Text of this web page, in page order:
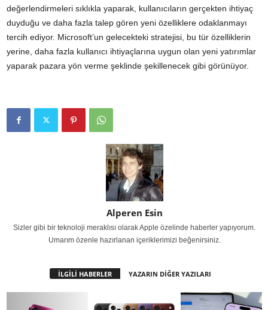
değerlendirmeleri sıklıkla yaparak, kullanıcıların gerçekten ihtiyaç
duyduğu ve daha fazla talep gören yeni özelliklere odaklanmayı
tercih ediyor. Microsoft’un gelecekteki stratejisi, bu tür özelliklerin
yerine, daha fazla kullanıcı ihtiyaçlarına uygun olan yeni yatırımlar
yaparak pazara yön verme şeklinde şekillenecek gibi görünüyor.
Alperen Esin
Sizler gibi bir teknoloji meraklısı olarak Apple özelinde haberler yapıyorum.
Umarım özenle hazırlanan içeriklerimizi beğenirsiniz.
İLGİLİ HABERLER YAZARIN DİĞER YAZILARI